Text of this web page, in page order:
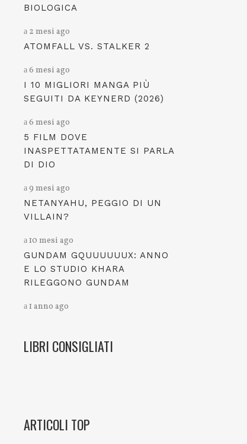
BIOLOGICA
2 mesi ago
ATOMFALL VS. STALKER 2
6 mesi ago
I 10 MIGLIORI MANGA PIÙ
SEGUITI DA KEYNERD (2026)
6 mesi ago
5 FILM DOVE
INASPETTATAMENTE SI PARLA
DI DIO
9 mesi ago
NETANYAHU, PEGGIO DI UN
VILLAIN?
10 mesi ago
GUNDAM GQUUUUUUX: ANNO
E LO STUDIO KHARA
RILEGGONO GUNDAM
1 anno ago
LIBRI CONSIGLIATI
ARTICOLI TOP